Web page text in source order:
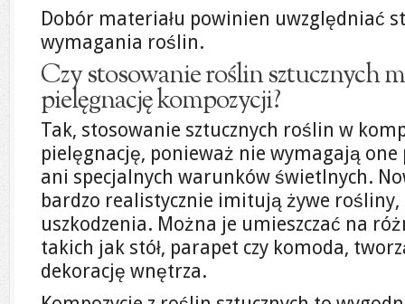
Dobór materiału powinien uwzględniać
wymagania roślin.
Czy stosowanie roślin sztucznych
pielęgnację kompozycji?
Tak, stosowanie sztucznych roślin w
pielęgnację, ponieważ nie wymagają
ani specjalnych warunków świetlnych.
bardzo realistycznie imitują żywe rośliny,
uszkodzenia. Można je umieszczać na
takich jak stół, parapet czy komoda,
dekorację wnętrza.